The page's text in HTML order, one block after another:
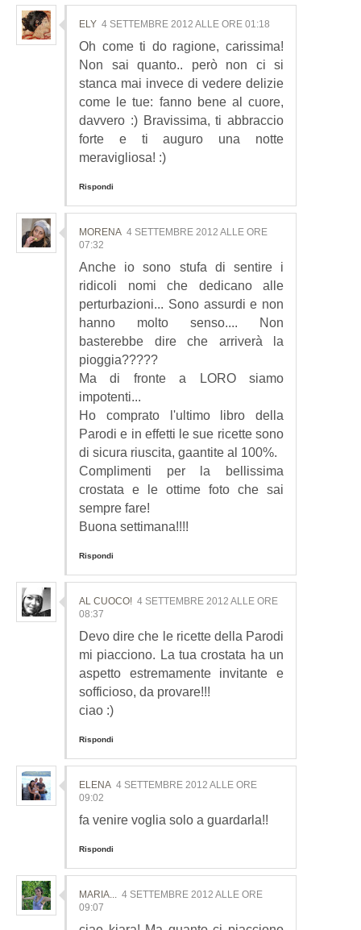
ELY 4 SETTEMBRE 2012 ALLE ORE 01:18
Oh come ti do ragione, carissima!
Non sai quanto.. però non ci si
stanca mai invece di vedere delizie
come le tue: fanno bene al cuore,
davvero :) Bravissima, ti abbraccio
forte e ti auguro una notte
meravigliosa! :)
Rispondi
MORENA 4 SETTEMBRE 2012 ALLE ORE
07:32
Anche io sono stufa di sentire i
ridicoli nomi che dedicano alle
perturbazioni... Sono assurdi e non
hanno molto senso.... Non
basterebbe dire che arriverà la
pioggia?????
Ma di fronte a LORO siamo
impotenti...
Ho comprato l'ultimo libro della
Parodi e in effetti le sue ricette sono
di sicura riuscita, gaantite al 100%.
Complimenti per la bellissima
crostata e le ottime foto che sai
sempre fare!
Buona settimana!!!!
Rispondi
AL CUOCO! 4 SETTEMBRE 2012 ALLE ORE
08:37
Devo dire che le ricette della Parodi
mi piacciono. La tua crostata ha un
aspetto estremamente invitante e
sofficioso, da provare!!!
ciao :)
Rispondi
ELENA 4 SETTEMBRE 2012 ALLE ORE
09:02
fa venire voglia solo a guardarla!!
Rispondi
MARIA... 4 SETTEMBRE 2012 ALLE ORE
09:07